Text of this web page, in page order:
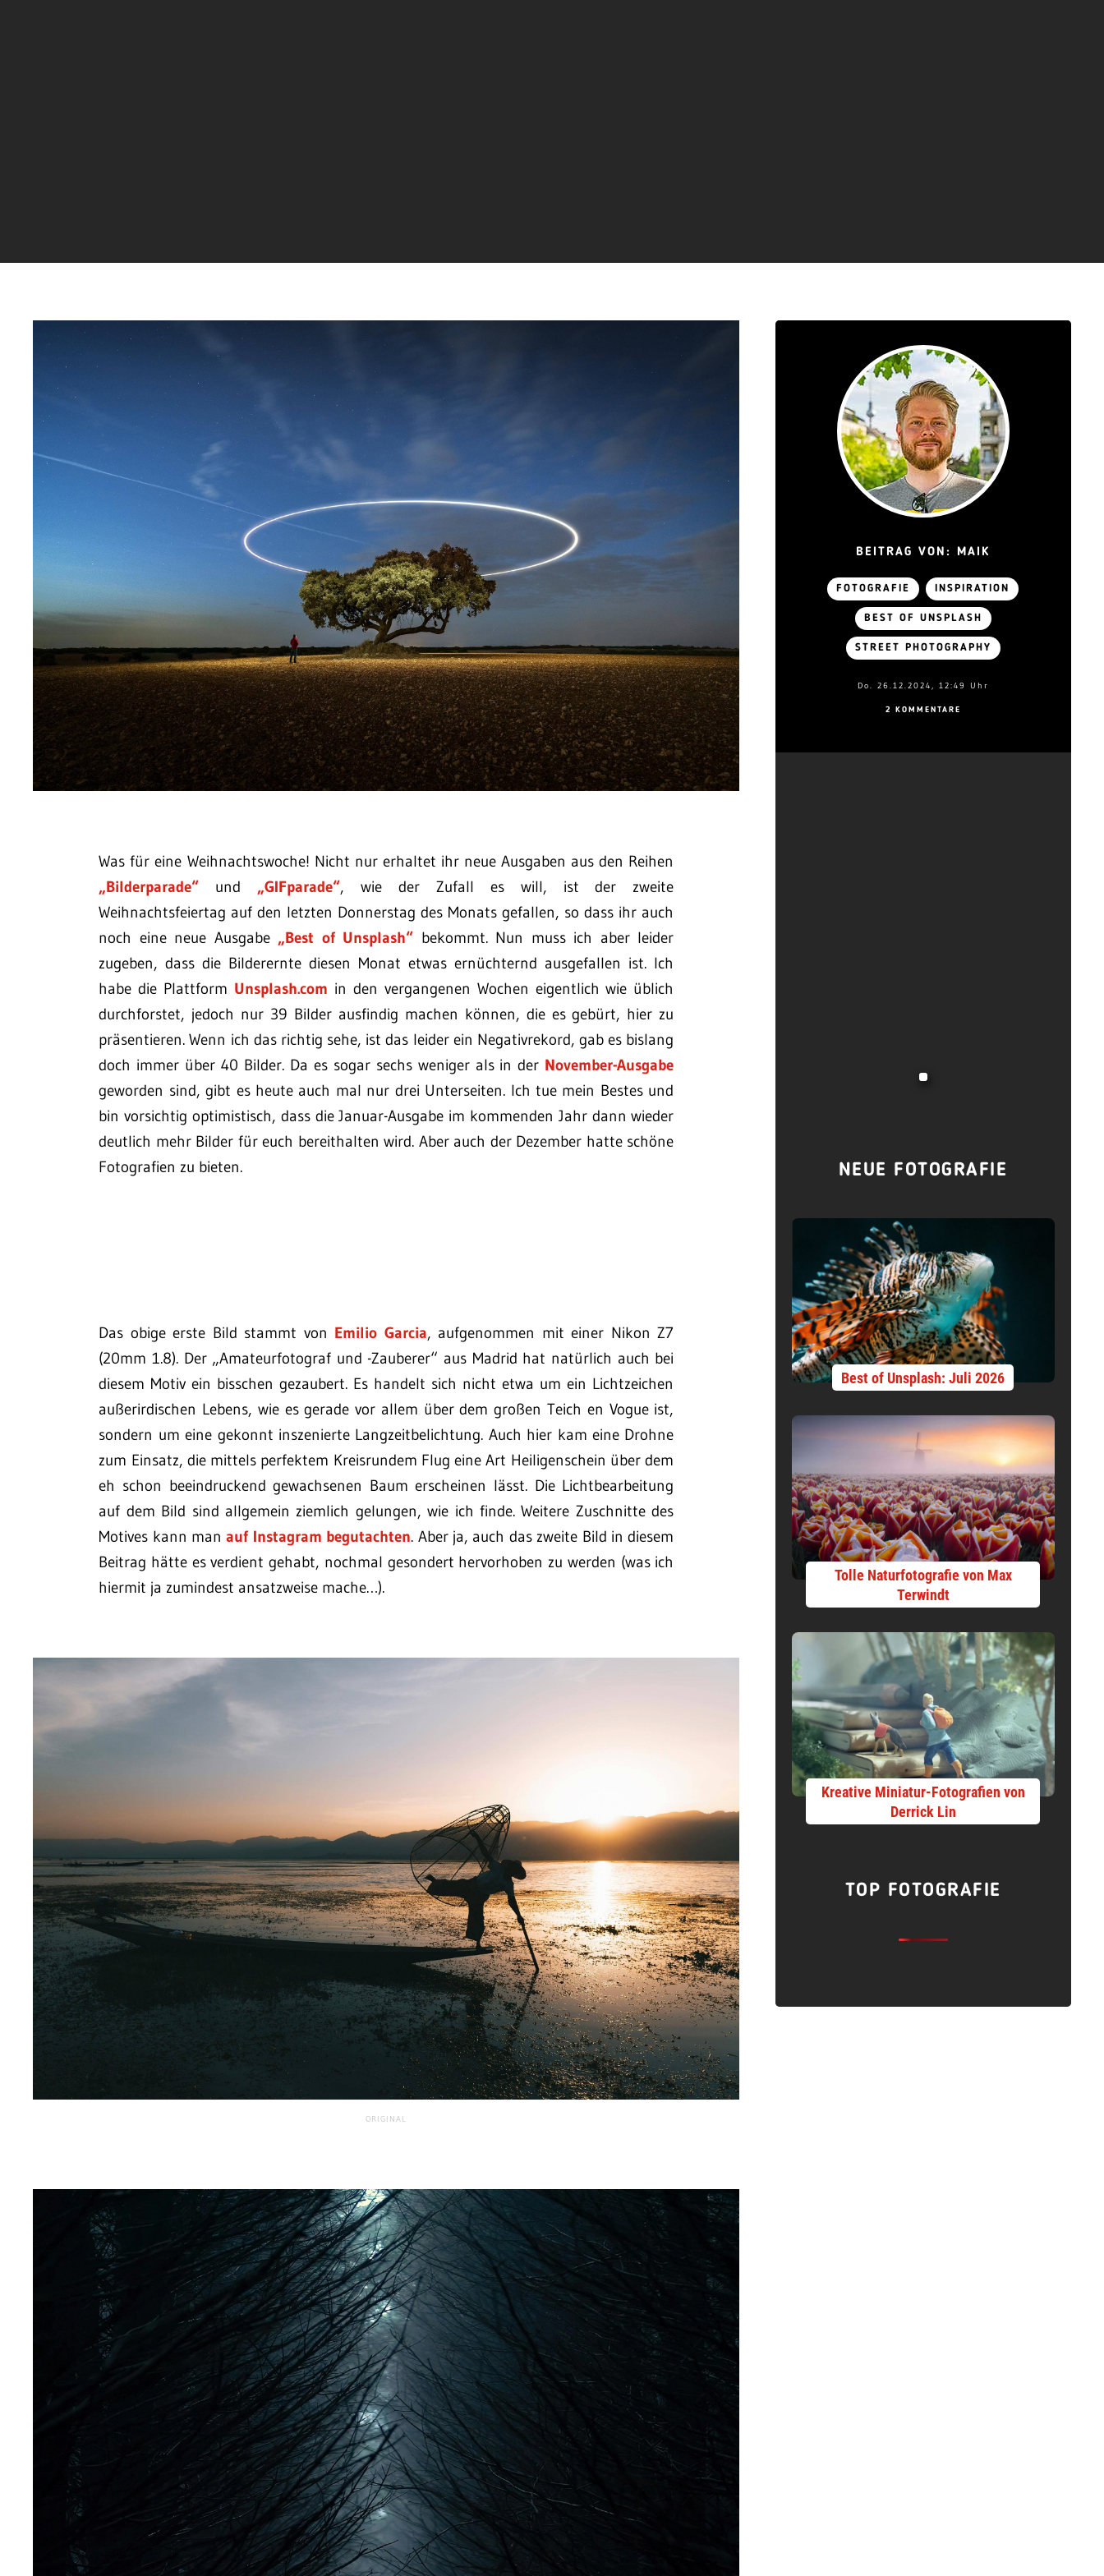
Was für eine Weihnachtswoche! Nicht nur erhaltet ihr neue Ausgaben aus den Reihen
„Bilderparade“ und „GIFparade“, wie der Zufall es will, ist der zweite
Weihnachtsfeiertag auf den letzten Donnerstag des Monats gefallen, so dass ihr auch
noch eine neue Ausgabe „Best of Unsplash“ bekommt. Nun muss ich aber leider
zugeben, dass die Bilderernte diesen Monat etwas ernüchternd ausgefallen ist. Ich
habe die Plattform Unsplash.com in den vergangenen Wochen eigentlich wie üblich
durchforstet, jedoch nur 39 Bilder ausfindig machen können, die es gebürt, hier zu
präsentieren. Wenn ich das richtig sehe, ist das leider ein Negativrekord, gab es bislang
doch immer über 40 Bilder. Da es sogar sechs weniger als in der November-Ausgabe
geworden sind, gibt es heute auch mal nur drei Unterseiten. Ich tue mein Bestes und
bin vorsichtig optimistisch, dass die Januar-Ausgabe im kommenden Jahr dann wieder
deutlich mehr Bilder für euch bereithalten wird. Aber auch der Dezember hatte schöne
Fotografien zu bieten.
Das obige erste Bild stammt von Emilio Garcia, aufgenommen mit einer Nikon Z7
(20mm 1.8). Der „Amateurfotograf und -Zauberer“ aus Madrid hat natürlich auch bei
diesem Motiv ein bisschen gezaubert. Es handelt sich nicht etwa um ein Lichtzeichen
außerirdischen Lebens, wie es gerade vor allem über dem großen Teich en Vogue ist,
sondern um eine gekonnt inszenierte Langzeitbelichtung. Auch hier kam eine Drohne
zum Einsatz, die mittels perfektem Kreisrundem Flug eine Art Heiligenschein über dem
eh schon beeindruckend gewachsenen Baum erscheinen lässt. Die Lichtbearbeitung
auf dem Bild sind allgemein ziemlich gelungen, wie ich finde. Weitere Zuschnitte des
Motives kann manauf Instagram begutachten. Aber ja, auch das zweite Bild in diesem
Beitrag hätte es verdient gehabt, nochmal gesondert hervorhoben zu werden (was ich
hiermit ja zumindest ansatzweise mache…).
ORIGINAL
BEITRAG VON: MAIK
FOTOGRAFIE INSPIRATION
BEST OF UNSPLASH
STREET PHOTOGRAPHY
Do. 26.12.2024, 12:49 Uhr
2 KOMMENTARE
NEUE FOTOGRAFIE
Best of Unsplash: Juli 2026
Tolle Naturfotografie von Max
Terwindt
Kreative Miniatur-Fotografien von
Derrick Lin
TOP FOTOGRAFIE